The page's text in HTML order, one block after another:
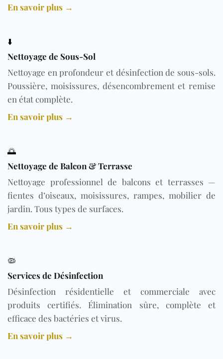
En savoir plus →
⬇️
Nettoyage de Sous-Sol
Nettoyage en profondeur et désinfection de sous-sols.
Poussière, moisissures, désencombrement et remise
en état complète.
En savoir plus →
🌅
Nettoyage de Balcon & Terrasse
Nettoyage professionnel de balcons et terrasses —
fientes d’oiseaux, moisissures, rampes, mobilier de
jardin. Tous types de surfaces.
En savoir plus →
🦠
Services de Désinfection
Désinfection résidentielle et commerciale avec
produits certifiés. Élimination sûre, complète et
efficace des bactéries et virus.
En savoir plus →